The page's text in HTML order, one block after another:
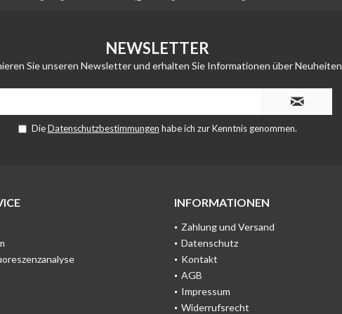
NEWSLETTER
Sie unseren Newsletter und erhalten Sie Informationen über Neuheiten
DieDatenschutzbestimmungen habe ich zur Kenntnis genommen.
INFORMATIONEN
Zahlung und Versand
Datenschutz
Kontakt
AGB
Impressum
Widerrufsrecht